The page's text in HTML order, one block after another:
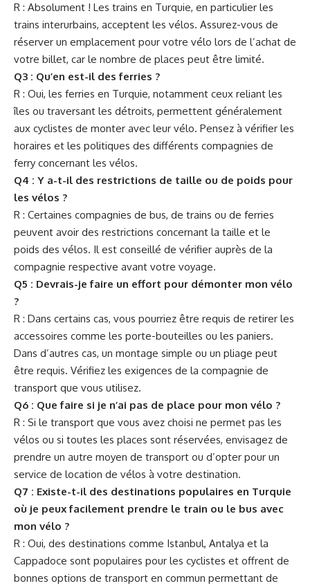
R : Absolument ! Les trains en Turquie, en particulier les
trains interurbains, acceptent les vélos. Assurez-vous de
réserver un emplacement pour votre vélo lors de l’achat de
votre billet, car le nombre de places peut être limité.
Q3 : Qu’en est-il des ferries ?
R : Oui, les ferries en Turquie, notamment ceux reliant les
îles ou traversant les détroits, permettent généralement
aux cyclistes de monter avec leur vélo. Pensez à vérifier les
horaires et les politiques des différents compagnies de
ferry concernant les vélos.
Q4 : Y a-t-il des restrictions de taille ou de poids pour
les vélos ?
R : Certaines compagnies de bus, de trains ou de ferries
peuvent avoir des restrictions concernant la taille et le
poids des vélos. Il est conseillé de vérifier auprès de la
compagnie respective avant votre voyage.
Q5 : Devrais-je faire un effort pour démonter mon vélo
?
R : Dans certains cas, vous pourriez être requis de retirer les
accessoires comme les porte-bouteilles ou les paniers.
Dans d’autres cas, un montage simple ou un pliage peut
être requis. Vérifiez les exigences de la compagnie de
transport que vous utilisez.
Q6 : Que faire si je n’ai pas de place pour mon vélo ?
R : Si le transport que vous avez choisi ne permet pas les
vélos ou si toutes les places sont réservées, envisagez de
prendre un autre moyen de transport ou d’opter pour un
service de location de vélos à votre destination.
Q7 : Existe-t-il des destinations populaires en Turquie
où je peux facilement prendre le train ou le bus avec
mon vélo ?
R : Oui, des destinations comme Istanbul, Antalya et la
Cappadoce sont populaires pour les cyclistes et offrent de
bonnes options de transport en commun permettant de